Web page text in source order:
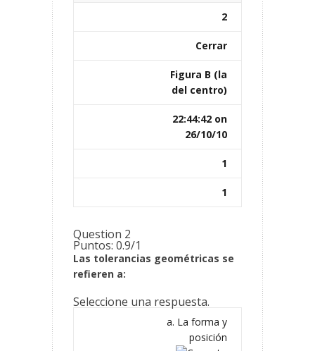
2
Cerrar
Figura B (la
del centro)
22:44:42 on
26/10/10
1
1
Question 2
Puntos: 0.9/1
Las tolerancias geométricas se
refieren a:
Seleccione una respuesta.
a. La forma y
posición